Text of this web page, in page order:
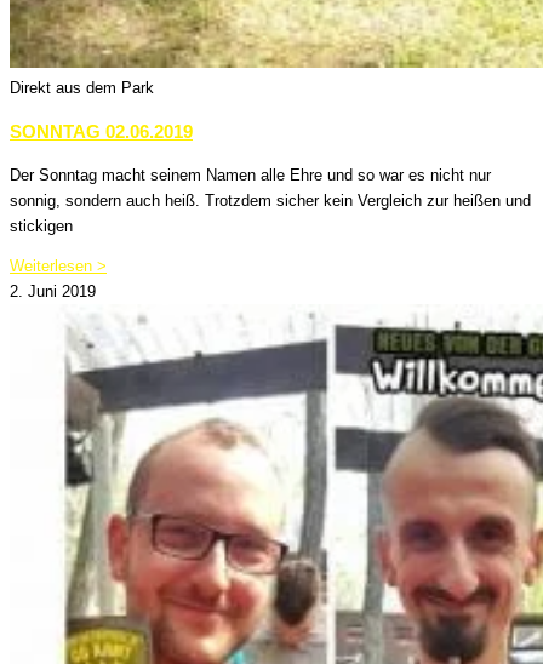
Direkt aus dem Park
SONNTAG 02.06.2019
Der Sonntag macht seinem Namen alle Ehre und so war es nicht nur
sonnig, sondern auch heiß. Trotzdem sicher kein Vergleich zur heißen und
stickigen
Weiterlesen >
2. Juni 2019